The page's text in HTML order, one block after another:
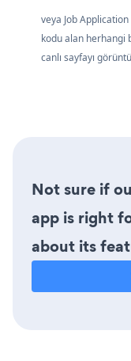
veya Job
kodu alan herhangi
canlı sayfayı
Not sure if
app is right
about its